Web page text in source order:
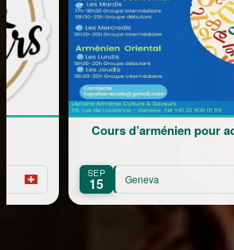
pour adultes
16